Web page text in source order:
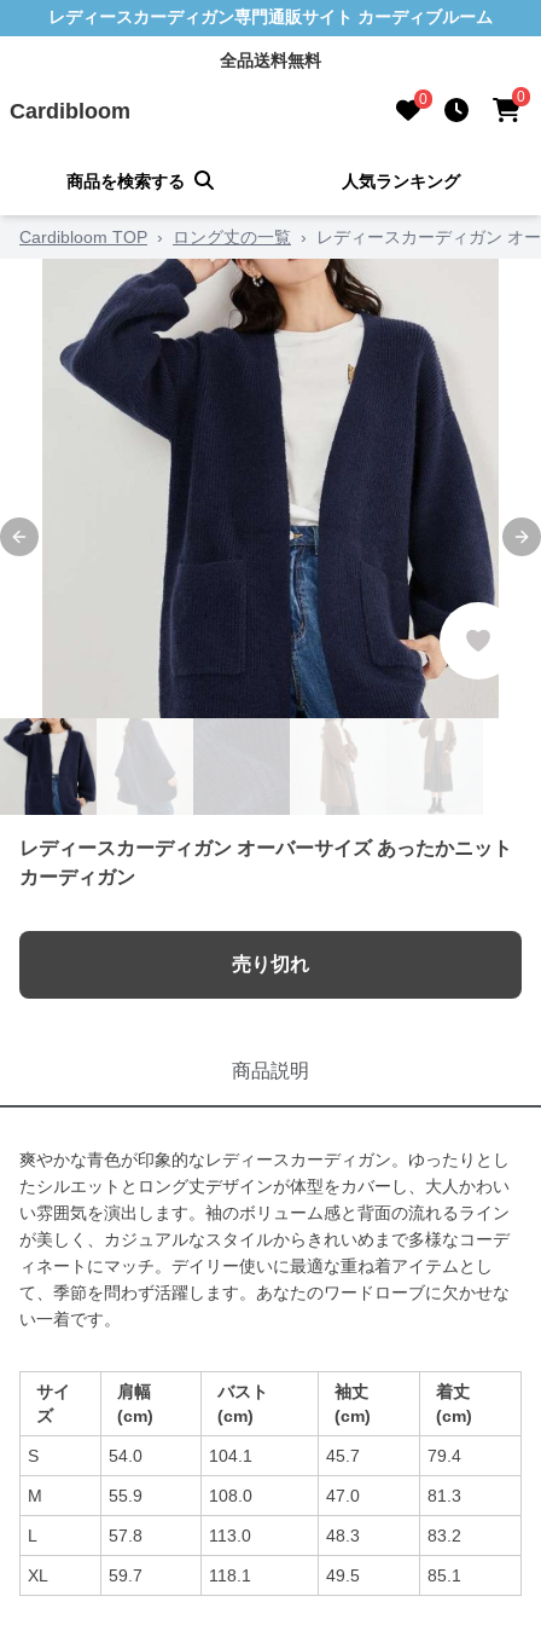
レディースカーディガン専門通販サイト カーディブルーム
全品送料無料
Cardibloom 0 0
商品を検索する 人気ランキング
Cardibloom TOP › ロング丈の一覧 › レディースカーディガン オ
Previous slide
レディースカーディガン オーバーサイズ あったかニット
カーディガン
売り切れ
商品説明
爽やかな青色が印象的なレディースカーディガン。ゆったりとし
たシルエットとロング丈デザインが体型をカバーし、大人かわい
い雰囲気を演出します。袖のボリューム感と背面の流れるライン
が美しく、カジュアルなスタイルからきれいめまで多様なコーデ
ィネートにマッチ。デイリー使いに最適な重ね着アイテムとし
て、季節を問わず活躍します。あなたのワードローブに欠かせな
い一着です。
サイ
ズ
肩幅
(cm)
バスト
(cm)
袖丈
(cm)
着丈
(cm)
S 54.0 104.1 45.7 79.4
M 55.9 108.0 47.0 81.3
L 57.8 113.0 48.3 83.2
XL 59.7 118.1 49.5 85.1